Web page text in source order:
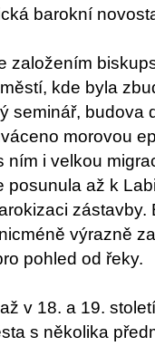
barokní
založením
kde byla
seminář, budova
morovou
ním i velkou
posunula až k
výrazně
pohled od řeky.
v 18. a 19.
s několika